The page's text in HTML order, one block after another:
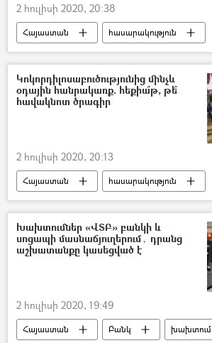
2 հուլիսի 2020, 20:38
Հայաստան
հասարակություն
Ռուսաստան
Աշխարհ
Մաքսիմ Գալկին
Ալլա Պուգաչովա
Կոկորդիլոսաբուծությունից մինչև
օդային հանրակառք. հեքիա՞թ, թե՞
հավակնոտ ծրագիր
2 հուլիսի 2020, 20:13
Հայաստան
հասարակություն
Գյումրի
նախագիծ
Սամվել Բալասանյան
բիզնես
Խախտումներ «ՎՏԲ» բանկի և
սոցապի մասնաճյուղերում․ դրանց
աշխատանքը կասեցված է
2 հուլիսի 2020, 19:49
Հայաստան Բանկ
խախտում